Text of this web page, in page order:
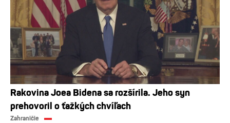
Rakovina Joea Bidena sa rozšírila. Jeho syn
prehovoril o ťažkých chvíľach
Zahraničie